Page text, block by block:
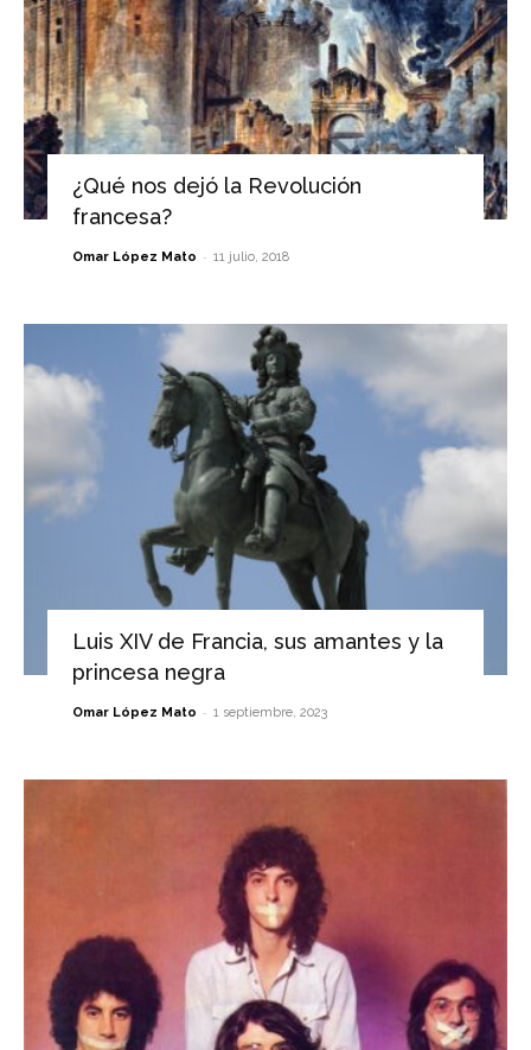
¿Qué nos dejó la Revolución
francesa?
Omar López Mato - 11 julio, 2018
Luis XIV de Francia, sus amantes y la
princesa negra
Omar López Mato - 1 septiembre, 2023